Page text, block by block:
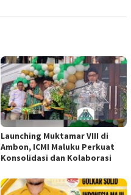
Launching Muktamar VIII di
Ambon, ICMI Maluku Perkuat
Konsolidasi dan Kolaborasi